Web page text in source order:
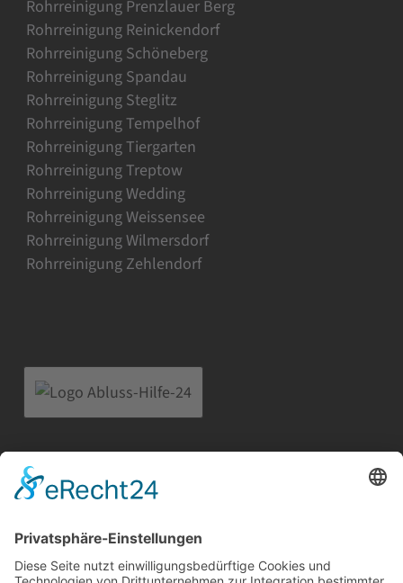
Rohrreinigung Prenzlauer Berg
Rohrreinigung Reinickendorf
Rohrreinigung Schöneberg
Rohrreinigung Spandau
Rohrreinigung Steglitz
Rohrreinigung Tempelhof
Rohrreinigung Tiergarten
Rohrreinigung Treptow
Rohrreinigung Wedding
Rohrreinigung Weissensee
Rohrreinigung Wilmersdorf
Rohrreinigung Zehlendorf
Abfluss-Hilfe-24
Straße am Flugplatz 6a
Telefon:030 91207932
Mobil:0171 2913856